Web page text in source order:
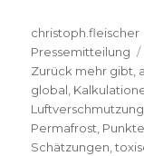
Autor
christoph.fleischer
Pressemitteilung
Zurück mehr gibt
global
Luftverschmutzung
Permafrost Punkte
Schätzungen ,